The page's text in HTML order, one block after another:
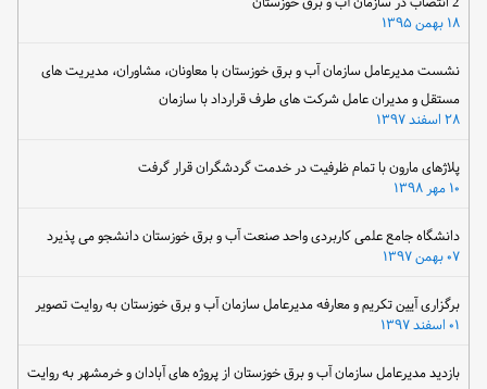
۱۸ بهمن ۱۳۹۵
نشست مدیرعامل سازمان آب و برق خوزستان با معاونان، مشاوران، مدیریت های
مستقل و مدیران عامل شرکت های طرف قرارداد با سازمان
۲۸ اسفند ۱۳۹۷
پلاژهای مارون با تمام ظرفیت در خدمت گردشگران قرار گرفت
دانشگاه جامع علمی کاربردی واحد صنعت آب و برق خوزستان دانشجو می پذیرد
۰۷ بهمن ۱۳۹۷
برگزاری آیین تکریم و معارفه مدیرعامل سازمان آب و برق خوزستان به روایت تصویر
بازدید مدیرعامل سازمان آب و برق خوزستان از پروژه های آبادان و خرمشهر به روایت